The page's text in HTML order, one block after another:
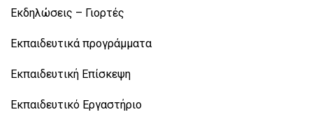
Εκδηλώσεις – Γιορτές
Εκπαιδευτικά προγράμματα
Εκπαιδευτική Επίσκεψη
Εκπαιδευτικό Εργαστήριο